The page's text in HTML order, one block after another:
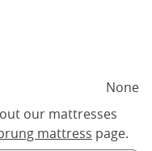
None
our mattresses
mattress page.